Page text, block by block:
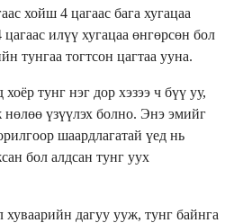
хойш 4 цагаас бага хугацаа
илүү хугацаа өнгөрсөн бол
тунгаа тогтсон цагтаа ууна.
тунг нэг дор хэзээ ч бүү уу,
үзүүлэх болно. Энэ эмийг
шаардлагатай үед нь
бол алдсан тунг уух
хуваарийн дагуу ууж, тунг байнга